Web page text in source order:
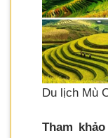
Du lịch Mù
Tham